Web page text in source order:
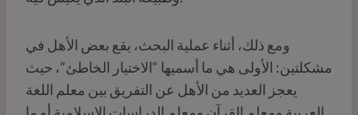
ومع ذلك، أثناء عملية البحث، يقع بعض الأهل في
مشكلتين: الأولى هي ما أسميها “الاختيار الخاطئ”، حيث
يعجز العديد من الأهل عن التفريق بين معلم اللغة